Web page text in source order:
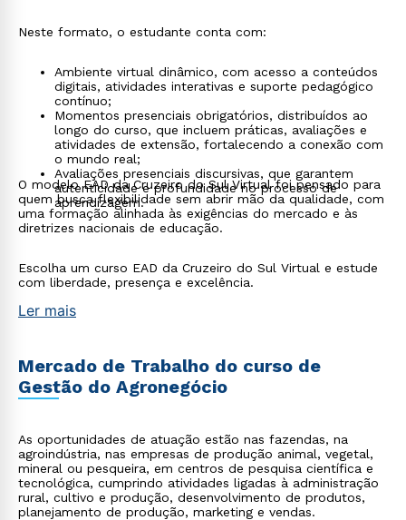
Neste formato, o estudante conta com:
Ambiente virtual dinâmico, com acesso a conteúdos
digitais, atividades interativas e suporte pedagógico
contínuo;
Momentos presenciais obrigatórios, distribuídos ao
longo do curso, que incluem práticas, avaliações e
atividades de extensão, fortalecendo a conexão com
o mundo real;
Avaliações presenciais discursivas, que garantem
autenticidade e profundidade no processo de
aprendizagem.
O modelo EAD da Cruzeiro do Sul Virtual foi pensado para
quem busca flexibilidade sem abrir mão da qualidade, com
uma formação alinhada às exigências do mercado e às
diretrizes nacionais de educação.
Escolha um curso EAD da Cruzeiro do Sul Virtual e estude
com liberdade, presença e excelência.
Ler mais
Mercado de Trabalho do curso de
Gestão do Agronegócio
As oportunidades de atuação estão nas fazendas, na
agroindústria, nas empresas de produção animal, vegetal,
mineral ou pesqueira, em centros de pesquisa científica e
tecnológica, cumprindo atividades ligadas à administração
rural, cultivo e produção, desenvolvimento de produtos,
planejamento de produção, marketing e vendas.